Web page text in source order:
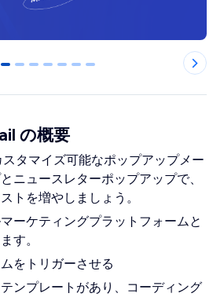
0 1 2 3 4 5 6
の概要
タマイズ可能なポップアップメー
ニュースレターポップアップで、
トを増やしましょう。
ーケティングプラットフォームと
す。
をトリガーさせる
ンプレートがあり、コーディング